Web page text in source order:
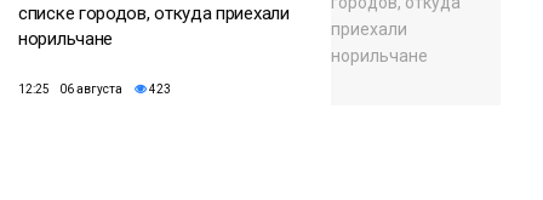
списке городов, откуда приехали
норильчане
12:25 06 августа 423